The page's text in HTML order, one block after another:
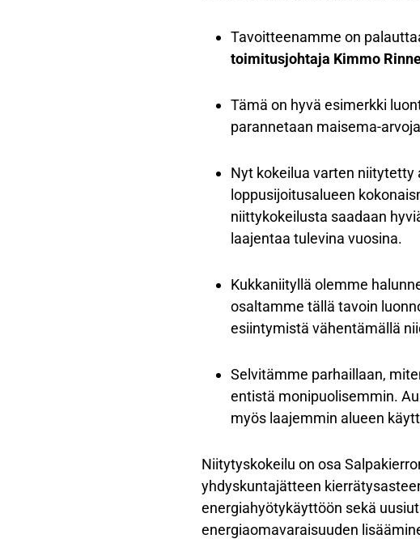
Tavoitteenamme on
toimitusjohtaja Kimmo
Tämä on hyvä esimerkki
parannetaan maisema-
Nyt kokeilua varten niitytetty
loppusijoitusalueen
niittykokeilusta saadaan
laajentaa tulevina vuosina.
Kukkaniityllä olemme
osaltamme tällä tavoin
esiintymistä vähentämällä
Selvitämme parhaillaan,
entistä monipuolisemmin.
myös laajemmin alueen
Niitytyskokeilu on osa
yhdyskuntajätteen
energiahyötykäyttöön sekä
energiaomavaraisuuden